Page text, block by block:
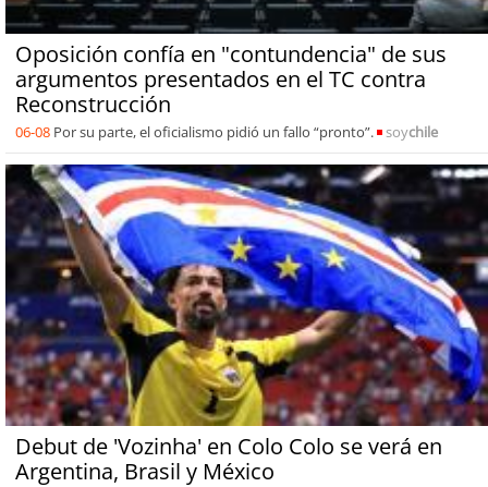
Oposición confía en "contundencia" de sus
argumentos presentados en el TC contra
Reconstrucción
06-08 Por su parte, el oficialismo pidió un fallo “pronto”. soychile
Debut de 'Vozinha' en Colo Colo se verá en
Argentina, Brasil y México